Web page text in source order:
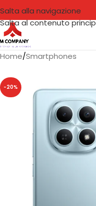
Salta alla navigazione
Salta al contenuto
Home/Smartphones
-20%